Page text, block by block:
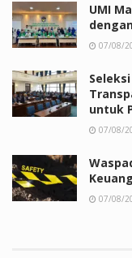
UMI
07/08/
untuk
07/08/
07/08/